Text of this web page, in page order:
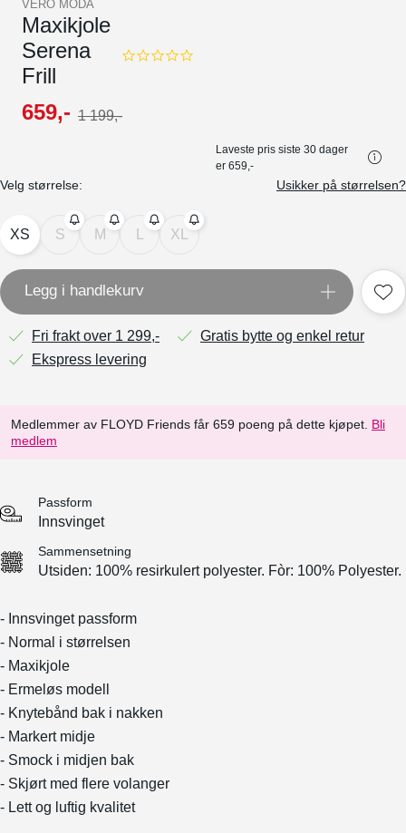
VERO MODA
Maxikjole
Serena
Frill
0.0
659,- 1 199,-
Laveste pris siste 30 dager
er 659,-
Velg størrelse: Usikker på størrelsen?
XS S M XL
Legg i handlekurv
Fri frakt over 1 299,-
Gratis bytte og enkel retur
Ekspress levering
Medlemmer av FLOYD Friends får 659 poeng på dette kjøpet. Bli
medlem
Passform
Innsvinget
Sammensetning
Utsiden: 100% resirkulert polyester. Fòr: 100% Polyester.
- Innsvinget passform
- Normal i størrelsen
- Maxikjole
- Ermeløs modell
- Knytebånd bak i nakken
- Markert midje
- Smock i midjen bak
- Skjørt med flere volanger
- Lett og luftig kvalitet